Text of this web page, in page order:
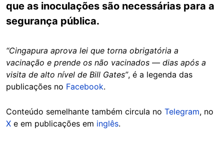
que as inoculações são necessárias para a
segurança pública.
“Cingapura aprova lei que torna obrigatória a
vacinação e prende os não vacinados — dias após a
visita de alto nível de Bill Gates”, é a legenda das
publicações no Facebook.
Conteúdo semelhante também circula no Telegram, no
X e em publicações em inglês.